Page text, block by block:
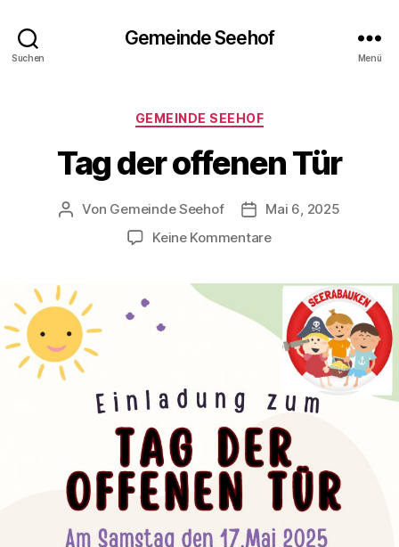
Suchen
Gemeinde Seehof
Menü
Kategorien
GEMEINDE SEEHOF
Tag der offenen Tür
Beitragsautor
Von Gemeinde Seehof
Mai 6, 2025
Keine Kommentarezu
offenen
Tür